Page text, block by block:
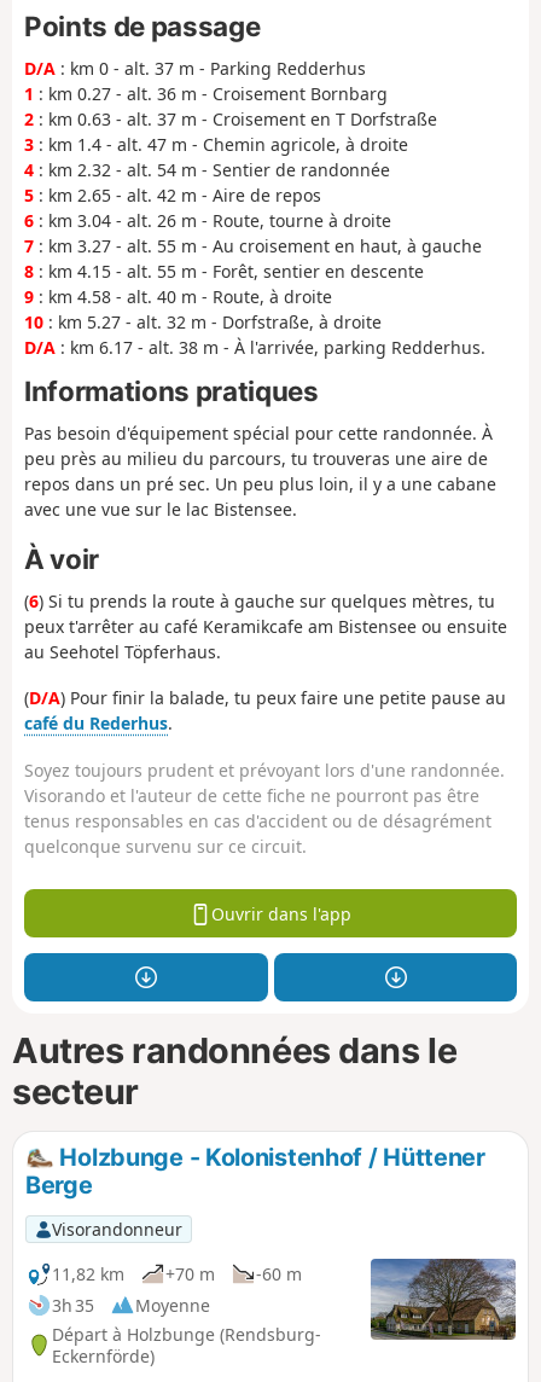
Points de passage
D/A : km 0 - alt. 37 m - Parking Redderhus
1 : km 0.27 - alt. 36 m - Croisement Bornbarg
2 : km 0.63 - alt. 37 m - Croisement en T Dorfstraße
3 : km 1.4 - alt. 47 m - Chemin agricole, à droite
4 : km 2.32 - alt. 54 m - Sentier de randonnée
5 : km 2.65 - alt. 42 m - Aire de repos
6 : km 3.04 - alt. 26 m - Route, tourne à droite
7 : km 3.27 - alt. 55 m - Au croisement en haut, à gauche
8 : km 4.15 - alt. 55 m - Forêt, sentier en descente
9 : km 4.58 - alt. 40 m - Route, à droite
10 : km 5.27 - alt. 32 m - Dorfstraße, à droite
D/A : km 6.17 - alt. 38 m - À l'arrivée, parking Redderhus.
Informations pratiques
Pas besoin d'équipement spécial pour cette randonnée. À
peu près au milieu du parcours, tu trouveras une aire de
repos dans un pré sec. Un peu plus loin, il y a une cabane
avec une vue sur le lac Bistensee.
À voir
(6) Si tu prends la route à gauche sur quelques mètres, tu
peux t'arrêter au café Keramikcafe am Bistensee ou ensuite
au Seehotel Töpferhaus.
(D/A) Pour finir la balade, tu peux faire une petite pause au
café du Rederhus.
Soyez toujours prudent et prévoyant lors d'une randonnée.
Visorando et l'auteur de cette fiche ne pourront pas être
tenus responsables en cas d'accident ou de désagrément
quelconque survenu sur ce circuit.
Ouvrir dans l'app
Autres randonnées dans le
secteur
Holzbunge - Kolonistenhof / Hüttener
Berge
Visorandonneur
11,82 km
+70 m
-60 m
3h 35
Moyenne
Départ à Holzbunge (Rendsburg-
Eckernförde)